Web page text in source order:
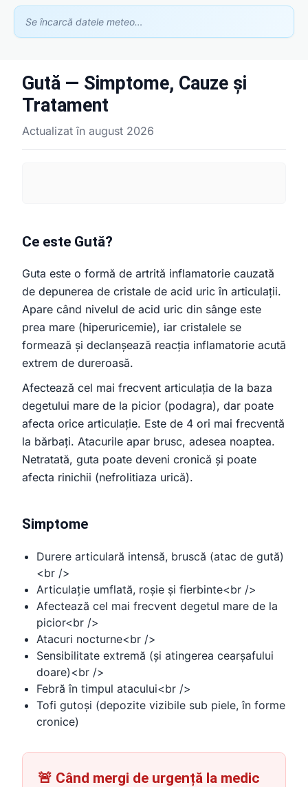
Se încarcă datele meteo…
Gută — Simptome, Cauze și
Tratament
Actualizat în august 2026
Ce este Gută?
Guta este o formă de artrită inflamatorie cauzată
de depunerea de cristale de acid uric în articulații.
Apare când nivelul de acid uric din sânge este
prea mare (hiperuricemie), iar cristalele se
formează și declanșează reacția inflamatorie acută
extrem de dureroasă.
Afectează cel mai frecvent articulația de la baza
degetului mare de la picior (podagra), dar poate
afecta orice articulație. Este de 4 ori mai frecventă
la bărbați. Atacurile apar brusc, adesea noaptea.
Netratată, guta poate deveni cronică și poate
afecta rinichii (nefrolitiaza urică).
Simptome
Durere articulară intensă, bruscă (atac de gută)
<br />
Articulație umflată, roșie și fierbinte<br />
Afectează cel mai frecvent degetul mare de la
picior<br />
Atacuri nocturne<br />
Sensibilitate extremă (și atingerea cearșafului
doare)<br />
Febră în timpul atacului<br />
Tofi gutoși (depozite vizibile sub piele, în forme
cronice)
🚨 Când mergi de urgență la medic
Asistent GhidClinic
Vă ajutăm să găsiți medicul sau clinica potrivită
clinică stomatologie pentru copii